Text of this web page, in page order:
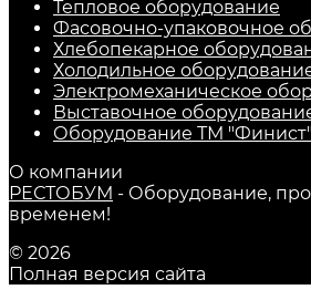
Тепловое оборудование
Фасовочно-упаковочное
Хлебопекарное
Холодильное
Электромеханическое
Выставочное
Оборудование ТМ "Финист"
О компании
РЕСТОБУМ - Оборудование,
временем!
© 2026
Полная версия сайта